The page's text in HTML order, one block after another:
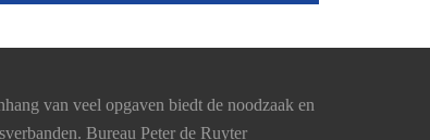
van veel opgaven biedt de noodzaak en
Bureau Peter de Ruyter